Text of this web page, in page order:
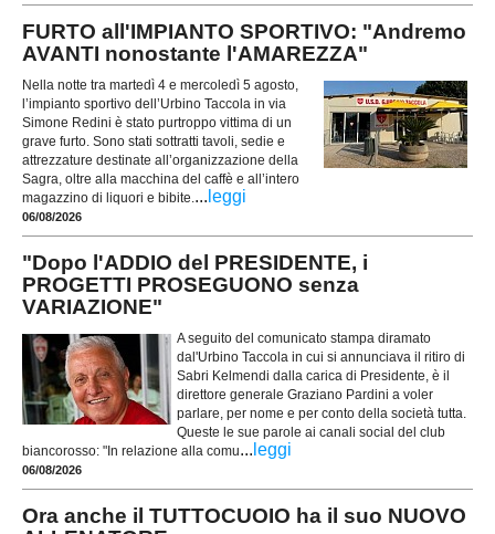
FURTO all'IMPIANTO SPORTIVO: "Andremo
AVANTI nonostante l'AMAREZZA"
Nella notte tra martedì 4 e mercoledì 5 agosto,
l’impianto sportivo dell’Urbino Taccola in via
Simone Redini è stato purtroppo vittima di un
grave furto. Sono stati sottratti tavoli, sedie e
attrezzature destinate all’organizzazione della
Sagra, oltre alla macchina del caffè e all’intero
magazzino di liquori e bibite.... leggi
06/08/2026
"Dopo l'ADDIO del PRESIDENTE, i
PROGETTI PROSEGUONO senza
VARIAZIONE"
A seguito del comunicato stampa diramato
dal'Urbino Taccola in cui si annunciava il ritiro di
Sabri Kelmendi dalla carica di Presidente, è il
direttore generale Graziano Pardini a voler
parlare, per nome e per conto della società tutta.
Queste le sue parole ai canali social del club
biancorosso: "In relazione alla comu... leggi
06/08/2026
Ora anche il TUTTOCUOIO ha il suo NUOVO